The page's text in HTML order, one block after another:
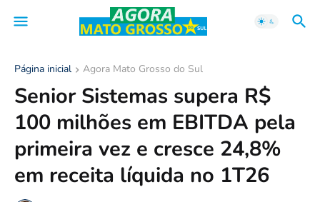
Página inicial Agora Mato Grosso do Sul
Senior Sistemas supera R$
100 milhões em EBITDA pela
primeira vez e cresce 24,8%
em receita líquida no 1T26